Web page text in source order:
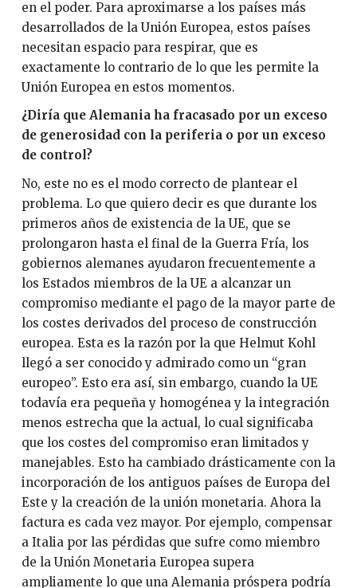
en el poder. Para aproximarse a los países más
desarrollados de la Unión Europea, estos países
necesitan espacio para respirar, que es
exactamente lo contrario de lo que les permite la
Unión Europea en estos momentos.
¿Diría que Alemania ha fracasado por un exceso
de generosidad con la periferia o por un exceso
de control?
No, este no es el modo correcto de plantear el
problema. Lo que quiero decir es que durante los
primeros años de existencia de la UE, que se
prolongaron hasta el final de la Guerra Fría, los
gobiernos alemanes ayudaron frecuentemente a
los Estados miembros de la UE a alcanzar un
compromiso mediante el pago de la mayor parte de
los costes derivados del proceso de construcción
europea. Esta es la razón por la que Helmut Kohl
llegó a ser conocido y admirado como un “gran
europeo”. Esto era así, sin embargo, cuando la UE
todavía era pequeña y homogénea y la integración
menos estrecha que la actual, lo cual significaba
que los costes del compromiso eran limitados y
manejables. Esto ha cambiado drásticamente con la
incorporación de los antiguos países de Europa del
Este y la creación de la unión monetaria. Ahora la
factura es cada vez mayor. Por ejemplo, compensar
a Italia por las pérdidas que sufre como miembro
de la Unión Monetaria Europea supera
ampliamente lo que una Alemania próspera podría